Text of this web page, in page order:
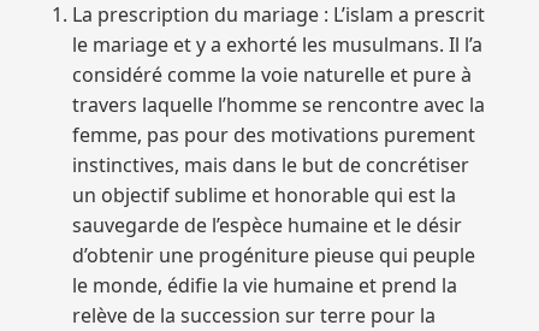
La prescription du mariage : L’islam a prescrit
le mariage et y a exhorté les musulmans. Il l’a
considéré comme la voie naturelle et pure à
travers laquelle l’homme se rencontre avec la
femme, pas pour des motivations purement
instinctives, mais dans le but de concrétiser
un objectif sublime et honorable qui est la
sauvegarde de l’espèce humaine et le désir
d’obtenir une progéniture pieuse qui peuple
le monde, édifie la vie humaine et prend la
relève de la succession sur terre pour la